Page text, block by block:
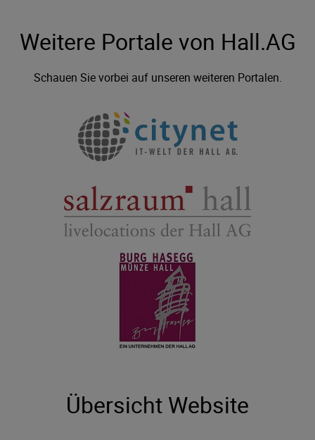
Weitere Portale von Hall.AG
Schauen Sie vorbei auf unseren weiteren Portalen.
Übersicht Website